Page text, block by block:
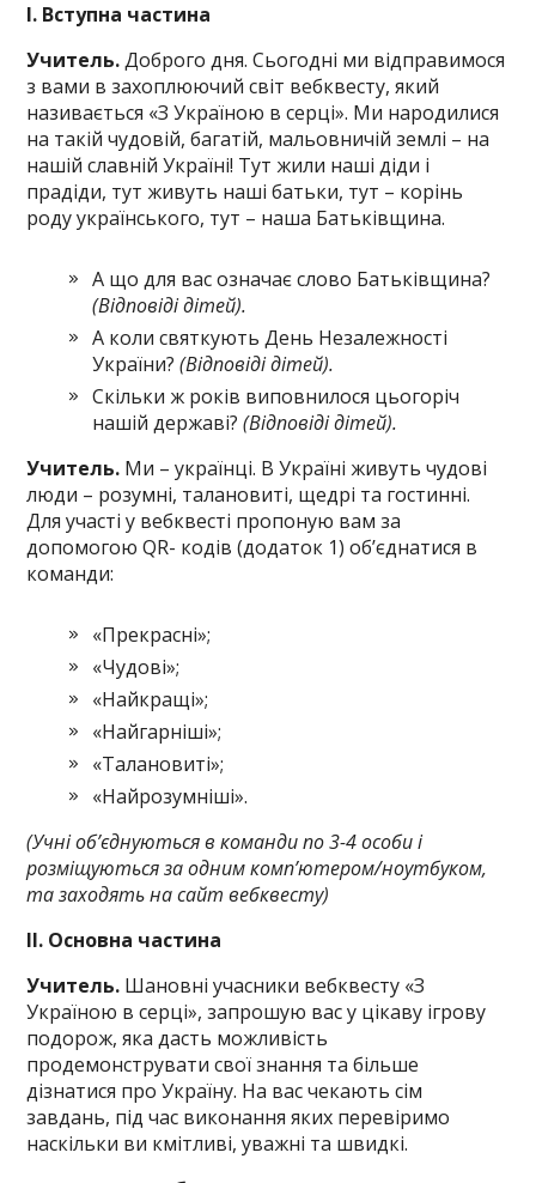
І. Вступна частина
Учитель.Доброго дня. Сьогодні ми відправимося
з вами в захоплюючий світ вебквесту, який
називається «З Україною в серці». Ми народилися
на такій чудовій, багатій, мальовничій землі – на
нашій славній Україні! Тут жили наші діди і
прадіди, тут живуть наші батьки, тут – корінь
роду українського, тут – наша Батьківщина.
А що для вас означає слово Батьківщина?
(Відповіді дітей).
А коли святкують День Незалежності
України?(Відповіді дітей).
Скільки ж років виповнилося цьогоріч
нашій державі?(Відповіді дітей).
Учитель. Ми – українці. В Україні живуть чудові
люди – розумні, талановиті, щедрі та гостинні.
Для участі у вебквесті пропоную вам за
допомогою QR- кодів (додаток 1) об’єднатися в
команди:
«Прекрасні»;
«Чудові»;
«Найкращі»;
«Найгарніші»;
«Талановиті»;
«Найрозумніші».
(Учні об’єднуються в команди по 3-4 особи і
розміщуються за одним комп’ютером/ноутбуком,
та заходять на сайт вебквесту)
ІІ. Основна частина
Учитель. Шановні учасники вебквесту «З
Україною в серці», запрошую вас у цікаву ігрову
подорож, яка дасть можливість
продемонструвати свої знання та більше
дізнатися про Україну. На вас чекають сім
завдань, під час виконання яких перевіримо
наскільки ви кмітливі, уважні та швидкі.